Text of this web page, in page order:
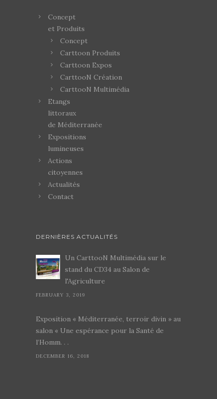
Concept
et Produits
Concept
Carttoon Produits
Carttoon Expos
CarttooN Création
CarttooN Multimédia
Etangs
littoraux
de Méditerranée
Expositions
lumineuses
Actions
citoyennes
Actualités
Contact
DERNIÈRES ACTUALITÉS
Un CarttooN Multimédia sur le
stand du CD34 au Salon de
l'Agriculture
FEBRUARY 3, 2019
Exposition « Méditerranée, terroir divin » au
salon « Une espérance pour la Santé de
l’Homm. . .
DECEMBER 16, 2018